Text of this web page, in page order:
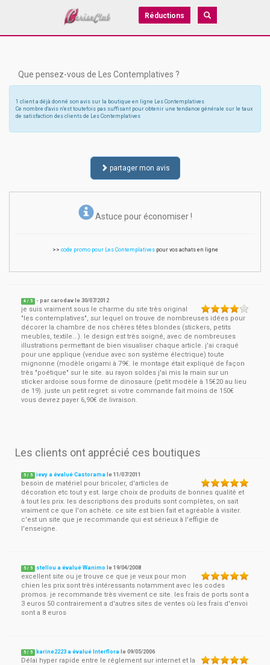
Réductions
Que pensez-vous de Les Contemplatives ?
1 client a déjà donné son avis sur la boutique en ligne Les Contemplatives
Ce nombre d'avis n'est toutefois pas suffisant pour obtenir une tendance générale sur le taux
de satisfaction des clients de Les Contemplatives
partager mon avis
Astuce pour économiser !
>> code promo pour Les Contemplativespour vos achats en ligne
4 / 5 - parcarodav le30/07/2012
je suis vraiment sous le charme du site très original
"les contemplatives", sur lequel on trouve de nombreuses idées pour
décorer la chambre de nos chères têtes blondes (stickers, petits
meubles, textile...). le design est très soigné, avec de nombreuses
illustrations permettant de bien visualiser chaque article. j'ai craqué
pour une applique (vendue avec son système électrique) toute
mignonne (modèle origami à 79€. le montage était expliqué de façon
très "poétique" sur le site. au rayon soldes j'ai mis la main sur un
sticker ardoise sous forme de dinosaure (petit modèle à 15€20 au lieu
de 19). juste un petit regret: si votre commande fait moins de 150€
vous devrez payer 6,90€ de livraison.
Les clients ont apprécié ces boutiques
5 / 5 ievy a évalué Castorama le11/07/2011
besoin de matériel pour bricoler, d'articles de
décoration etc tout y est. large choix de produits de bonnes qualité et
à tout les prix. les descriptions des produits sont complètes, on sait
vraiment ce que l'on achète. ce site est bien fait et agréable à visiter.
c'est un site que je recommande qui est sérieux à l'effigie de
l'enseigne.
5 / 5 stellou a évalué Wanimo le19/04/2008
excellent site ou je trouve ce que je veux pour mon
chien les prix sont très intéressants notamment avec les codes
promos. je recommande très vivement ce site. les frais de ports sont a
3 euros 50 contrairement a d'autres sites de ventes où les frais d'envoi
sont a 8 euros
5 / 5 karine2223 a évalué Interflora le09/05/2006
Délai hyper rapide entre le réglement sur internet et la